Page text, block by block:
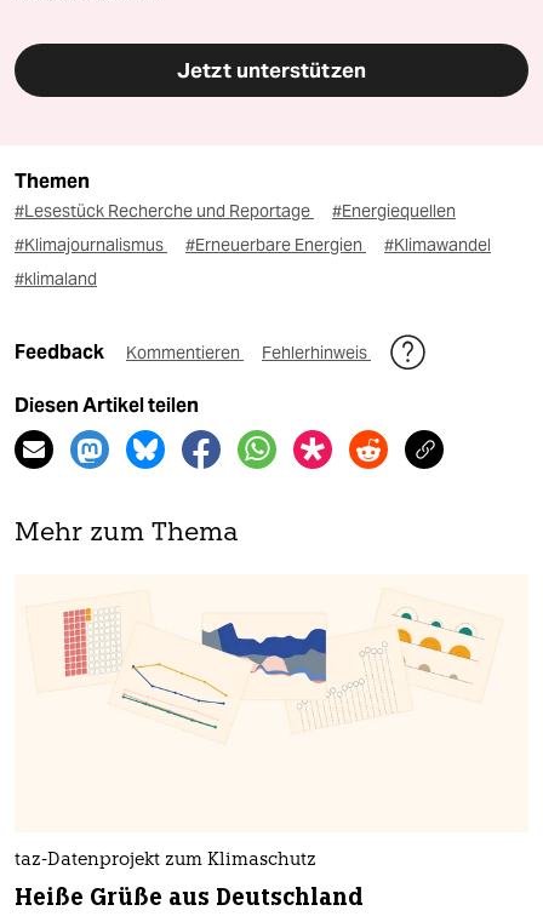
Jetzt unterstützen
Themen
#Lesestück Recherche und Reportage
#Energiequellen
#Klimajournalismus
#Erneuerbare Energien
#Klimawandel
#klimaland
Feedback Kommentieren Fehlerhinweis
Diesen Artikel teilen
Mehr zum Thema
taz-Datenprojekt zum Klimaschutz
Heiße Grüße aus Deutschland